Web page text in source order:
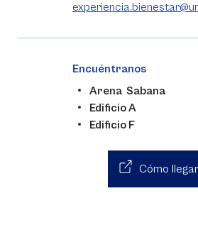
Encuéntranos
Arena Sabana
Edificio A
Edificio F
Cómo llegar